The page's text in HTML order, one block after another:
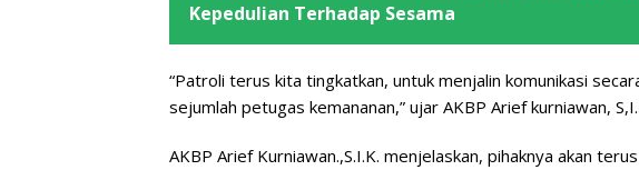
Kepedulian Terhadap Sesama
“Patroli terus kita tingkatkan, untuk menjalin komunikasi
sejumlah petugas kemananan,” ujar AKBP Arief kurniawan,
AKBP Arief Kurniawan.,S.I.K. menjelaskan, pihaknya akan